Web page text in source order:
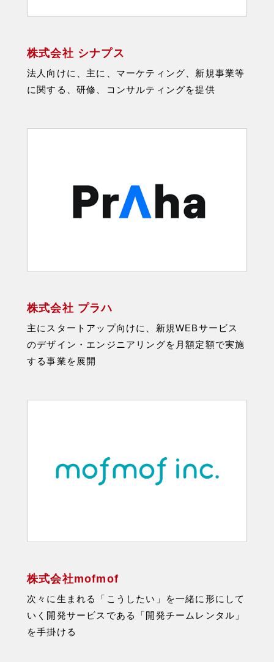
株式会社 シナプス
法人向けに、主に、マーケティング、新規事業等
に関する、研修、コンサルティングを提供
株式会社 プラハ
主にスタートアップ向けに、新規WEBサービス
のデザイン・エンジニアリングを月額定額で実施
する事業を展開
株式会社mofmof
次々に生まれる「こうしたい」を一緒に形にして
いく開発サービスである「開発チームレンタル」
を手掛ける